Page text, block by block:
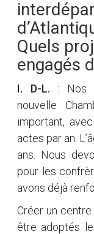
Quels
engagés
I. D-L. : Nos
nouvelle
important,
actes par an.
ans. Nous
pour les
avons déjà
Créer un
être adoptés